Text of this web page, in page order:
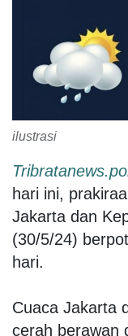
ilustrasi
hari ini,
Jakarta dan
(30/5/24)
hari.
Cuaca Jakarta
cerah berawan